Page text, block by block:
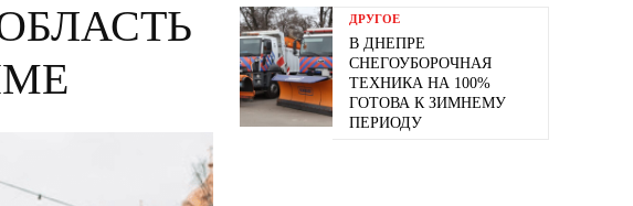
ДРУГОЕ
В ДНЕПРЕ
СНЕГОУБОРОЧНАЯ
ТЕХНИКА НА 100%
ГОТОВА К ЗИМНЕМУ
ПЕРИОДУ